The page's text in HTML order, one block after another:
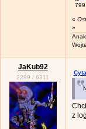
799
«
»
JaKub92
2299 /6311
z